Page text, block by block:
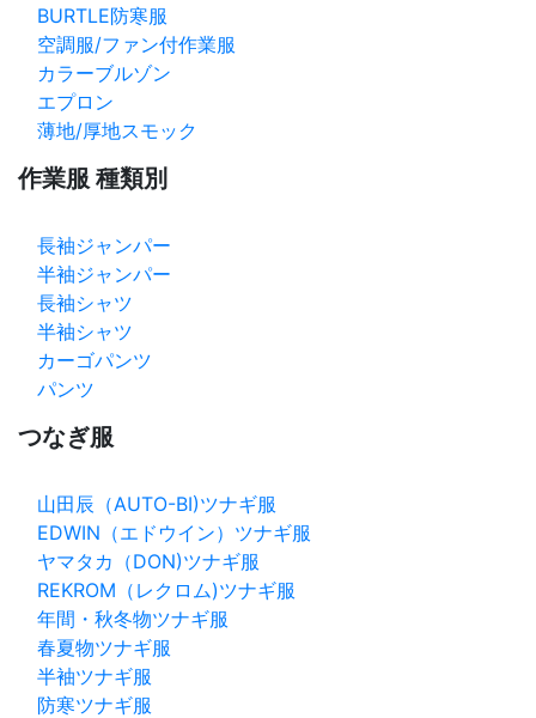
BURTLE防寒服
空調服/ファン付作業服
カラーブルゾン
エプロン
薄地/厚地スモック
作業服 種類別
長袖ジャンパー
半袖ジャンパー
長袖シャツ
半袖シャツ
カーゴパンツ
パンツ
つなぎ服
山田辰（AUTO-BI)ツナギ服
EDWIN（エドウイン）ツナギ服
ヤマタカ（DON)ツナギ服
REKROM（レクロム)ツナギ服
年間・秋冬物ツナギ服
春夏物ツナギ服
半袖ツナギ服
防寒ツナギ服